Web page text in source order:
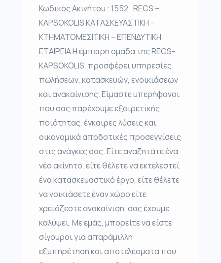
Κωδικός Ακινήτου : 1552 . RECS –
KAPSOKOLIS ΚΑΤΑΣΚΕΥΑΣΤΙΚΗ –
ΚΤΗΜΑΤΟΜΕΣΙΤΙΚΗ – ΕΠΕΝΔΥΤΙΚΗ
ΕΤΑΙΡΕΙΑ Η έμπειρη ομάδα της RECS-
KAPSOKOLIS, προσφέρει υπηρεσίες
πωλήσεων, κατασκευών, ενοικιάσεων
και ανακαίνισης. Είμαστε υπερήφανοι
που σας παρέχουμε εξαιρετικής
ποιότητας, έγκαιρες λύσεις και
οικονομικά αποδοτικές προσεγγίσεις
στις ανάγκες σας. Είτε αναζητάτε ένα
νέο ακίνητο, είτε θέλετε να εκτελεστεί
ένα κατασκευαστικό έργο, είτε θέλετε
να νοικιάσετε έναν χώρο είτε
χρειάζεστε ανακαίνιση, σας έχουμε
καλύψει. Με εμάς, μπορείτε να είστε
σίγουροι για απαράμιλλη
εξυπηρέτηση και αποτελέσματα που